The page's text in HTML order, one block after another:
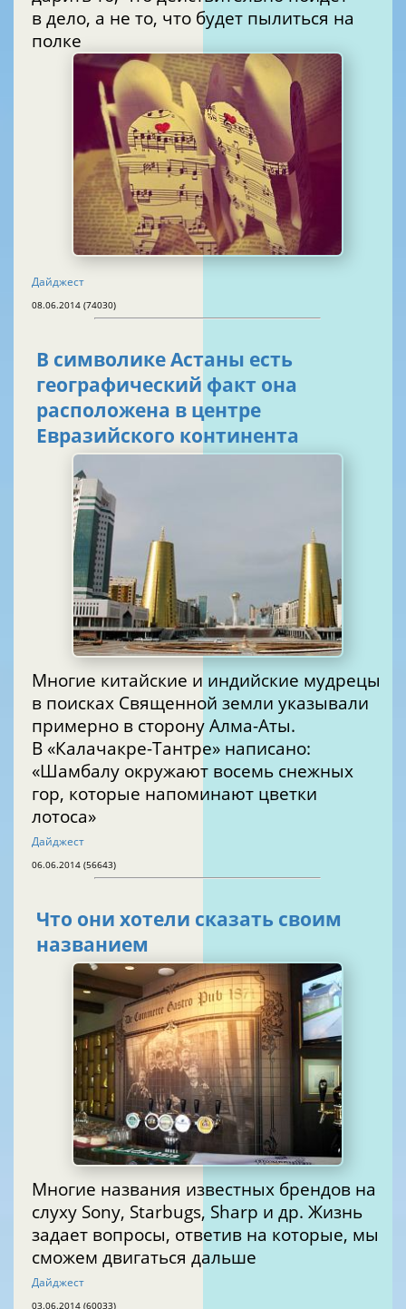
в дело, а не то, что будет пылиться на
полке
Дайджест
08.06.2014 (74030)
В символике Астаны есть
географический факт она
расположена в центре
Евразийского континента
Многие китайские и индийские мудрецы
в поисках Священной земли указывали
примерно в сторону Алма-Аты.
В «Калачакре-Тантре» написано:
«Шамбалу окружают восемь снежных
гор, которые напоминают цветки
лотоса»
Дайджест
06.06.2014 (56643)
Что они хотели сказать своим
названием
Многие названия известных брендов на
слуху Sony, Starbugs, Sharp и др. Жизнь
задает вопросы, ответив на которые, мы
сможем двигаться дальше
Дайджест
03.06.2014 (60033)